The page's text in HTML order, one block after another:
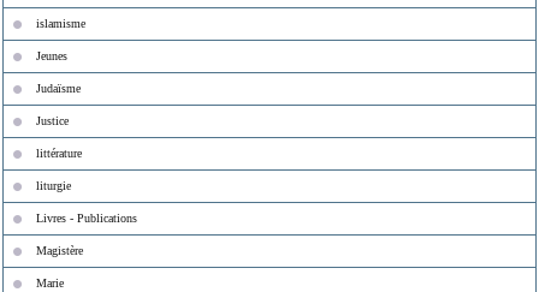
islamisme
Jeunes
Judaïsme
Justice
littérature
liturgie
Livres - Publications
Magistère
Marie